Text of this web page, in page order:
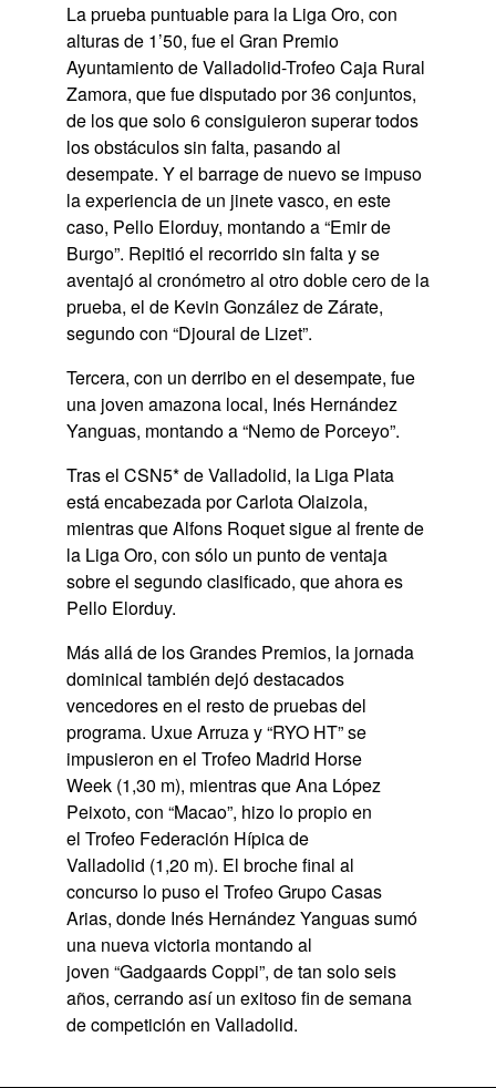
La prueba puntuable para la Liga Oro, con
alturas de 1’50, fue el Gran Premio
Ayuntamiento de Valladolid-Trofeo Caja Rural
Zamora, que fue disputado por 36 conjuntos,
de los que solo 6 consiguieron superar todos
los obstáculos sin falta, pasando al
desempate. Y el barrage de nuevo se impuso
la experiencia de un jinete vasco, en este
caso, Pello Elorduy, montando a “Emir de
Burgo”. Repitió el recorrido sin falta y se
aventajó al cronómetro al otro doble cero de la
prueba, el de Kevin González de Zárate,
segundo con “Djoural de Lizet”.
Tercera, con un derribo en el desempate, fue
una joven amazona local, Inés Hernández
Yanguas, montando a “Nemo de Porceyo”.
Tras el CSN5* de Valladolid, la Liga Plata
está encabezada por Carlota Olaizola,
mientras que Alfons Roquet sigue al frente de
la Liga Oro, con sólo un punto de ventaja
sobre el segundo clasificado, que ahora es
Pello Elorduy.
Más allá de los Grandes Premios, la jornada
dominical también dejó destacados
vencedores en el resto de pruebas del
programa. Uxue Arruza y “RYO HT” se
impusieron en el Trofeo Madrid Horse
Week (1,30 m), mientras que Ana López
Peixoto, con “Macao”, hizo lo propio en
el Trofeo Federación Hípica de
Valladolid (1,20 m). El broche final al
concurso lo puso el Trofeo Grupo Casas
Arias, donde Inés Hernández Yanguas sumó
una nueva victoria montando al
joven “Gadgaards Coppi”, de tan solo seis
años, cerrando así un exitoso fin de semana
de competición en Valladolid.